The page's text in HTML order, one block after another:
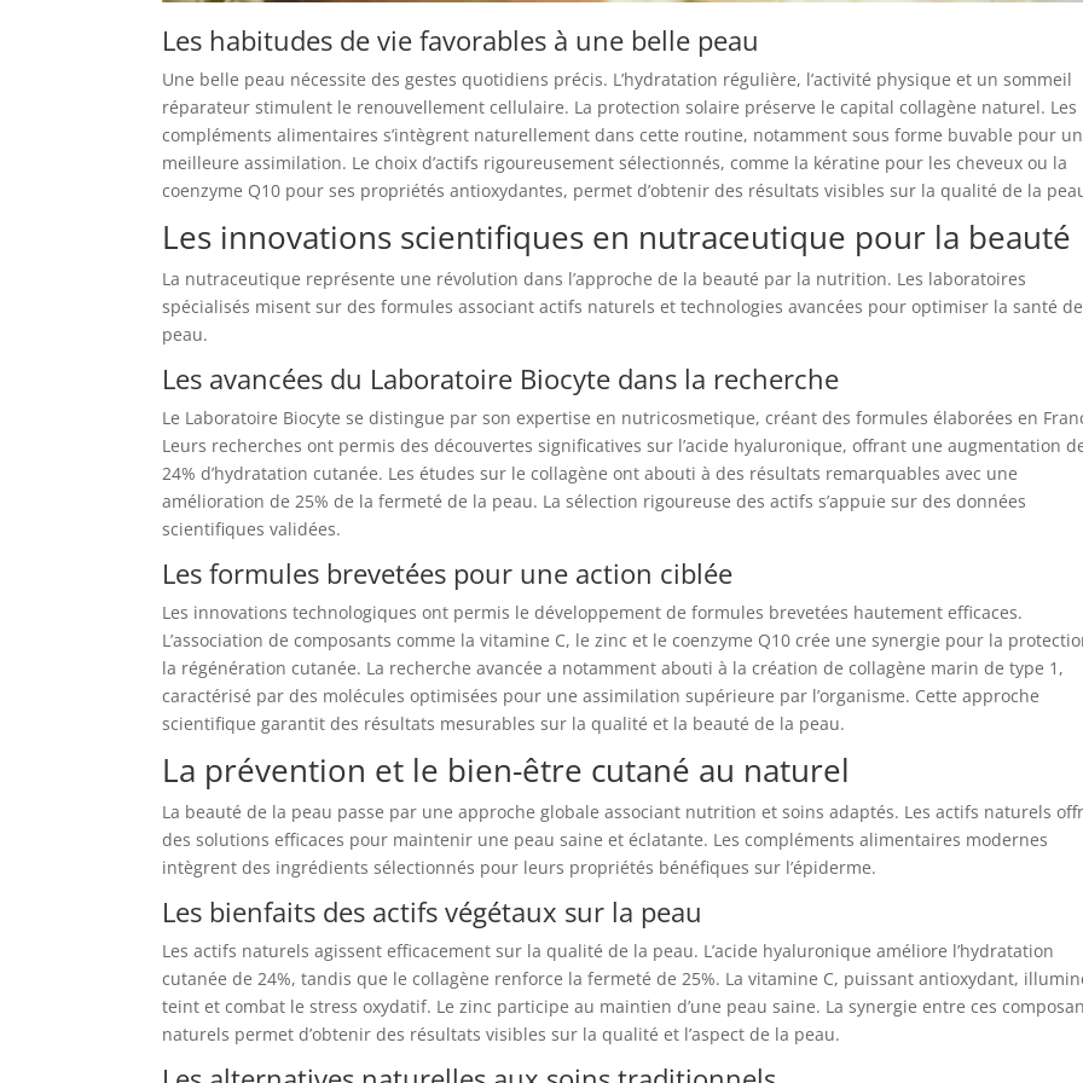
Les habitudes de vie favorables à une belle peau
Une belle peau nécessite des gestes quotidiens précis. L’hydratation régulière, l’activité physique et un sommeil
réparateur stimulent le renouvellement cellulaire. La protection solaire préserve le capital collagène naturel. Les
compléments alimentaires s’intègrent naturellement dans cette routine, notamment sous forme buvable pour
meilleure assimilation. Le choix d’actifs rigoureusement sélectionnés, comme la kératine pour les cheveux ou la
coenzyme Q10 pour ses propriétés antioxydantes, permet d’obtenir des résultats visibles sur la qualité de la
Les innovations scientifiques en nutraceutique pour la beauté
La nutraceutique représente une révolution dans l’approche de la beauté par la nutrition. Les laboratoires
spécialisés misent sur des formules associant actifs naturels et technologies avancées pour optimiser la santé
peau.
Les avancées du Laboratoire Biocyte dans la recherche
Le Laboratoire Biocyte se distingue par son expertise en nutricosmetique, créant des formules élaborées en
Leurs recherches ont permis des découvertes significatives sur l’acide hyaluronique, offrant une augmentation
24% d’hydratation cutanée. Les études sur le collagène ont abouti à des résultats remarquables avec une
amélioration de 25% de la fermeté de la peau. La sélection rigoureuse des actifs s’appuie sur des données
scientifiques validées.
Les formules brevetées pour une action ciblée
Les innovations technologiques ont permis le développement de formules brevetées hautement efficaces.
L’association de composants comme la vitamine C, le zinc et le coenzyme Q10 crée une synergie pour la
la régénération cutanée. La recherche avancée a notamment abouti à la création de collagène marin de type 1,
caractérisé par des molécules optimisées pour une assimilation supérieure par l’organisme. Cette approche
scientifique garantit des résultats mesurables sur la qualité et la beauté de la peau.
La prévention et le bien-être cutané au naturel
La beauté de la peau passe par une approche globale associant nutrition et soins adaptés. Les actifs naturels
des solutions efficaces pour maintenir une peau saine et éclatante. Les compléments alimentaires modernes
intègrent des ingrédients sélectionnés pour leurs propriétés bénéfiques sur l’épiderme.
Les bienfaits des actifs végétaux sur la peau
Les actifs naturels agissent efficacement sur la qualité de la peau. L’acide hyaluronique améliore l’hydratation
cutanée de 24%, tandis que le collagène renforce la fermeté de 25%. La vitamine C, puissant antioxydant,
teint et combat le stress oxydatif. Le zinc participe au maintien d’une peau saine. La synergie entre ces
naturels permet d’obtenir des résultats visibles sur la qualité et l’aspect de la peau.